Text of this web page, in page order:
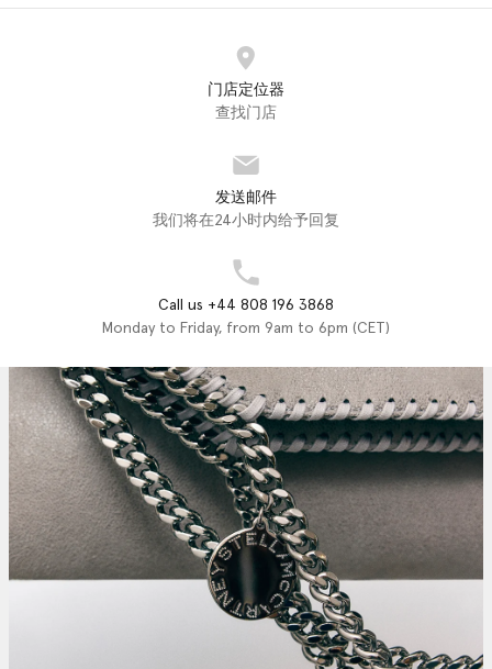
门店定位器
查找门店
发送邮件
我们将在24小时内给予回复
Call us +44 808 196 3868
Monday to Friday, from 9am to 6pm (CET)